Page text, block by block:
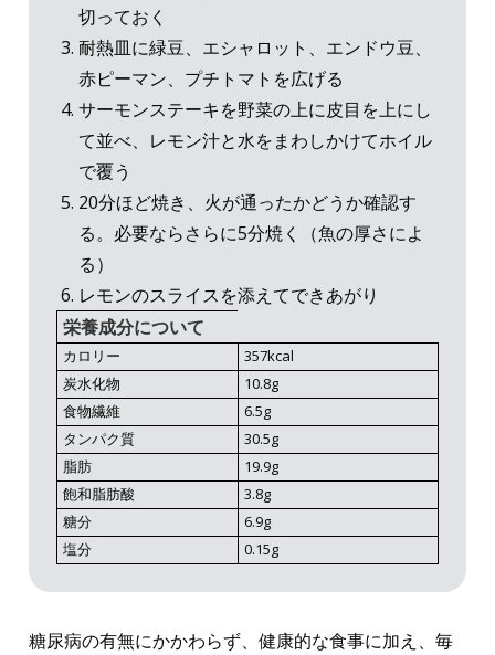
切っておく
耐熱皿に緑豆、エシャロット、エンドウ豆、
赤ピーマン、プチトマトを広げる
サーモンステーキを野菜の上に皮目を上にし
て並べ、レモン汁と水をまわしかけてホイル
で覆う
20分ほど焼き、火が通ったかどうか確認す
る。必要ならさらに5分焼く（魚の厚さによ
る）
レモンのスライスを添えてできあがり
栄養成分について
カロリー
357kcal
炭水化物
10.8g
食物繊維
6.5g
タンパク質
30.5g
脂肪
19.9g
飽和脂肪酸
3.8g
糖分
6.9g
塩分
0.15g
糖尿病の有無にかかわらず、健康的な食事に加え、毎